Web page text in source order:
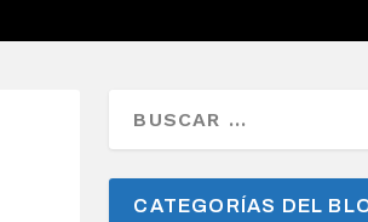
CATEGORÍAS DEL